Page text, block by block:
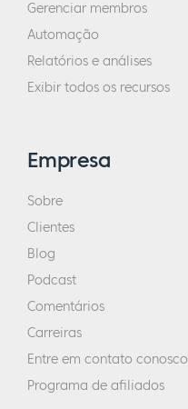
Gerenciar membros
Automação
Relatórios e análises
Exibir todos os recursos
Empresa
Sobre
Clientes
Blog
Podcast
Comentários
Carreiras
Entre em contato conosco
Programa de afiliados